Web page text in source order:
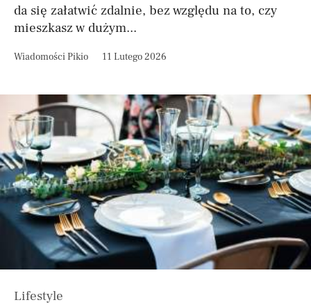
da się załatwić zdalnie, bez względu na to, czy
mieszkasz w dużym...
Wiadomości Pikio 11 Lutego 2026
Lifestyle